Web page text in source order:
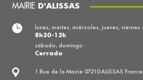
MAIRIE D'ALISSAS
1 Rue de la Mairie 07210 ALISSAS France
lunes, martes, miércoles, jueves, viernes :
8h30-13h
sábado, domingo :
Cerrado